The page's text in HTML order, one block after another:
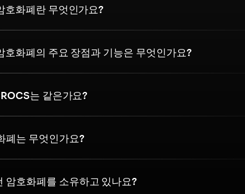
화폐란 무엇인가요?
화폐의 주요 장점과 기능은 무엇인가요?
는 같은가요?
폐는 무엇인가요?
암호화폐를 소유하고 있나요?